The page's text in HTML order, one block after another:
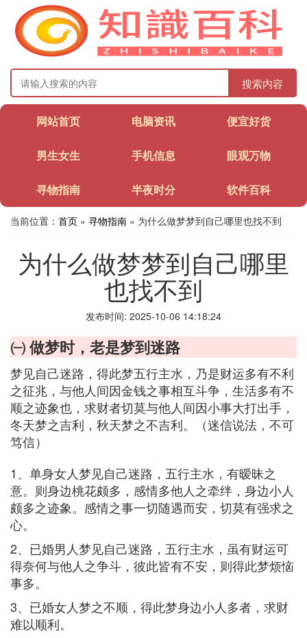
搜索内容
网站首页 电脑资讯 便宜好货
男生女生 手机信息 眼观万物
寻物指南 半夜时分 软件百科
当前位置： 首页 » 寻物指南 » 为什么做梦梦到自己哪里也找不到
为什么做梦梦到自己哪里
也找不到
发布时间: 2025-10-06 14:18:24
㈠ 做梦时，老是梦到迷路
梦见自己迷路，得此梦五行主水，乃是财运多有不利
之征兆，与他人间因金钱之事相互斗争，生活多有不
顺之迹象也，求财者切莫与他人间因小事大打出手，
冬天梦之吉利，秋天梦之不吉利。（迷信说法，不可
笃信）
1、单身女人梦见自己迷路，五行主水，有暧昧之
意。则身边桃花颇多，感情多他人之牵绊，身边小人
颇多之迹象。感情之事一切随遇而安，切莫有强求之
心。
2、已婚男人梦见自己迷路，五行主水，虽有财运可
得奈何与他人之争斗，彼此皆有不安，则得此梦烦恼
事多。
3、已婚女人梦之不顺，得此梦身边小人多者，求财
难以顺利。